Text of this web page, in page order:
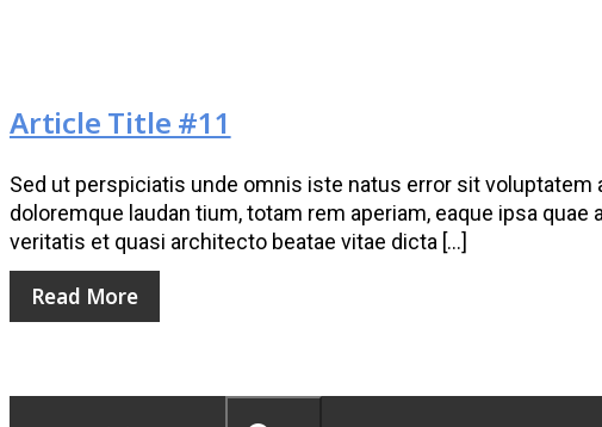
Article Title #11
Sed ut perspiciatis unde omnis iste natus error sit voluptatem
doloremque laudan tium, totam rem aperiam, eaque ipsa quae
veritatis et quasi architecto beatae vitae dicta […]
Read More